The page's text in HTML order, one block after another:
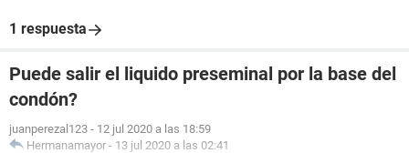
1 respuesta
Puede salir el liquido preseminal por la base del
condón?
juanperezal123 - 12 jul 2020 a las 18:59
Hermanamayor - 13 jul 2020 a las 02:41